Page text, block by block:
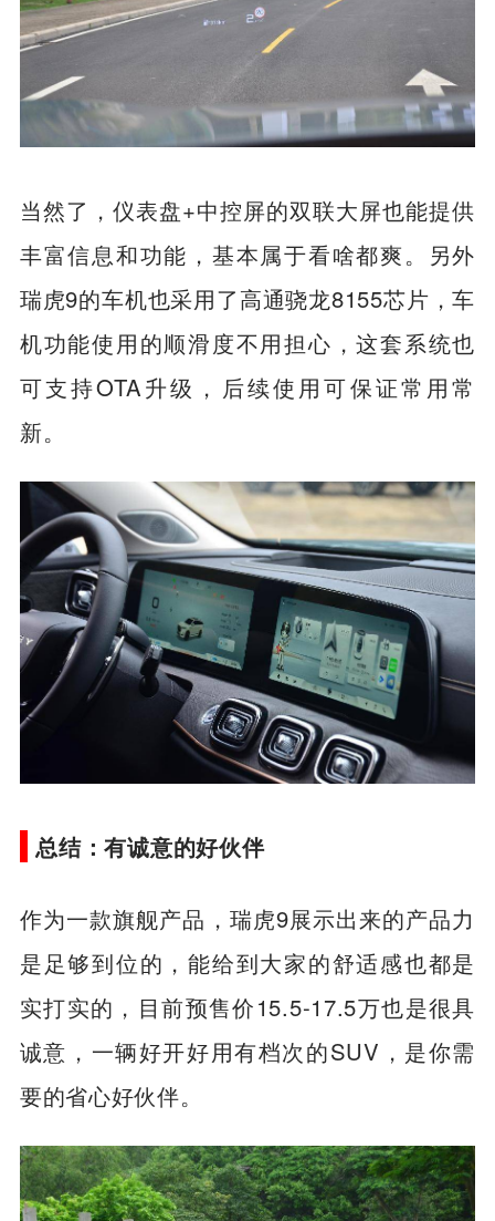
当然了，仪表盘+中控屏的双联大屏也能提供
丰富信息和功能，基本属于看啥都爽。另外
瑞虎9的车机也采用了高通骁龙8155芯片，车
机功能使用的顺滑度不用担心，这套系统也
可支持OTA升级，后续使用可保证常用常
新。
作为一款旗舰产品，瑞虎9展示出来的产品力
是足够到位的，能给到大家的舒适感也都是
实打实的，目前预售价15.5-17.5万也是很具
诚意，一辆好开好用有档次的SUV，是你需
要的省心好伙伴。